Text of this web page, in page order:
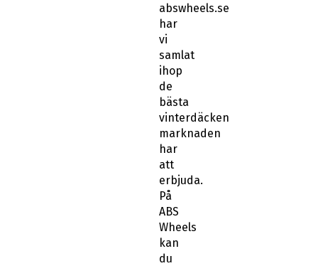
abswheels.se
har
vi
samlat
ihop
de
bästa
vinterdäcken
marknaden
har
att
erbjuda.
På
ABS
Wheels
kan
du